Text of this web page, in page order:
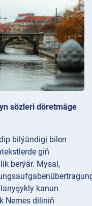
sözleri döretmäge
bilýändigi bilen
giň
berýär. Mysal,
kanun
Nemes diliniň